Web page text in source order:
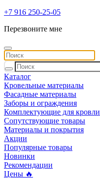
+7 916 250-25-05
Перезвоните мне
Каталог
Кровельные материалы
Фасадные материалы
Заборы и ограждения
Комплектующие для кровли
Сопутствующие товары
Материалы и покрытия
Акции
Популярные товары
Новинки
Рекомендации
Цены 🔥